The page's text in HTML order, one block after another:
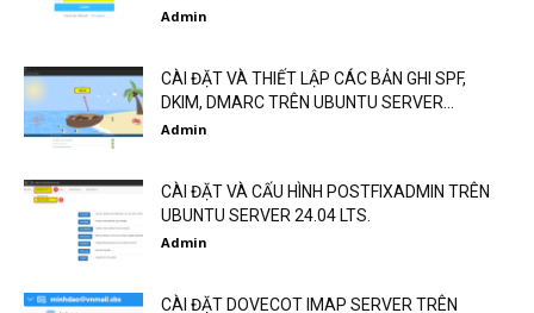
Admin
CÀI ĐẶT VÀ THIẾT LẬP CÁC BẢN GHI SPF,
DKIM, DMARC TRÊN UBUNTU SERVER...
Admin
CÀI ĐẶT VÀ CẤU HÌNH POSTFIXADMIN TRÊN
UBUNTU SERVER 24.04 LTS.
Admin
CÀI ĐẶT DOVECOT IMAP SERVER TRÊN